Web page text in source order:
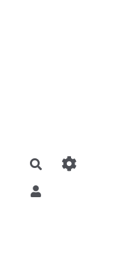
Rechercher